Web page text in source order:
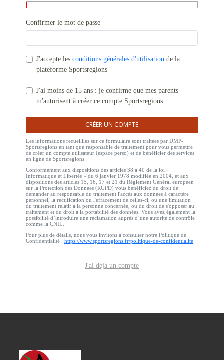
Confirmer le mot de passe
J'accepte les conditions générales d'utilisation de la
plateforme Sportsregions
J'ai moins de 15 ans : je confirme que mes parents
m'autorisent à créer ce compte Sportsregions
CRÉER UN COMPTE
Les informations recueillies sur ce formulaire sont traitées par DMP-
Sportsregions en tant que responsable de traitement pour vous permettre
de créer un compte utilisateur (espace perso) et de bénéficier des services
en ligne de Sportsregions.
Conformément aux dispositions des articles 38 à 40 de la loi «
Informatique et Libertés » du 6 janvier 1978 modifiée en 2004, et aux
dispositions des articles 15, 16, 17 et 21 du Règlement Général européen
sur la Protection des Données (RGPD) vous bénéficiez du droit de
demander au responsable du traitement l'accès aux données à caractère
personnel, la rectification ou l'effacement de celles-ci, ou une limitation
du traitement relatif à la personne concernée, ou du droit de s'opposer au
traitement et du droit à la portabilité des données. Vous avez également la
possibilité d’introduire une réclamation auprès d’une autorité de contrôle
comme la CNIL.
Pour plus de détails, nous vous invitons à consulter notre Politique de
Confidentialité : https://www.sportsregions.fr/politique-de-confidentialite
J'ai déjà un compte